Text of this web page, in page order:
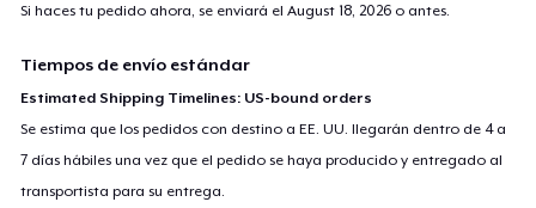
Si haces tu pedido ahora, se enviará elAugust 18, 2026 o antes.
Tiempos de envío estándar
Estimated Shipping Timelines: US-bound orders
Se estima que los pedidos con destino a EE. UU. llegarán dentro de 4 a
7 días hábiles una vez que el pedido se haya producido y entregado al
transportista para su entrega.